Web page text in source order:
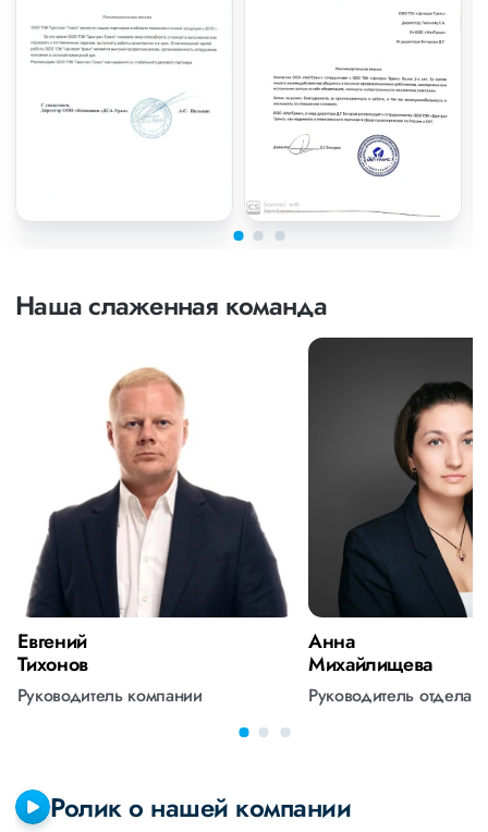
Наша слаженная команда
Евгений
Тихонов
Руководитель компании
Анна
Михайлищева
Руководитель отдела
Ролик о нашей компании